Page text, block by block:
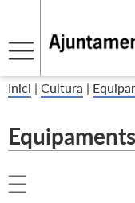
Inici | Cultura |